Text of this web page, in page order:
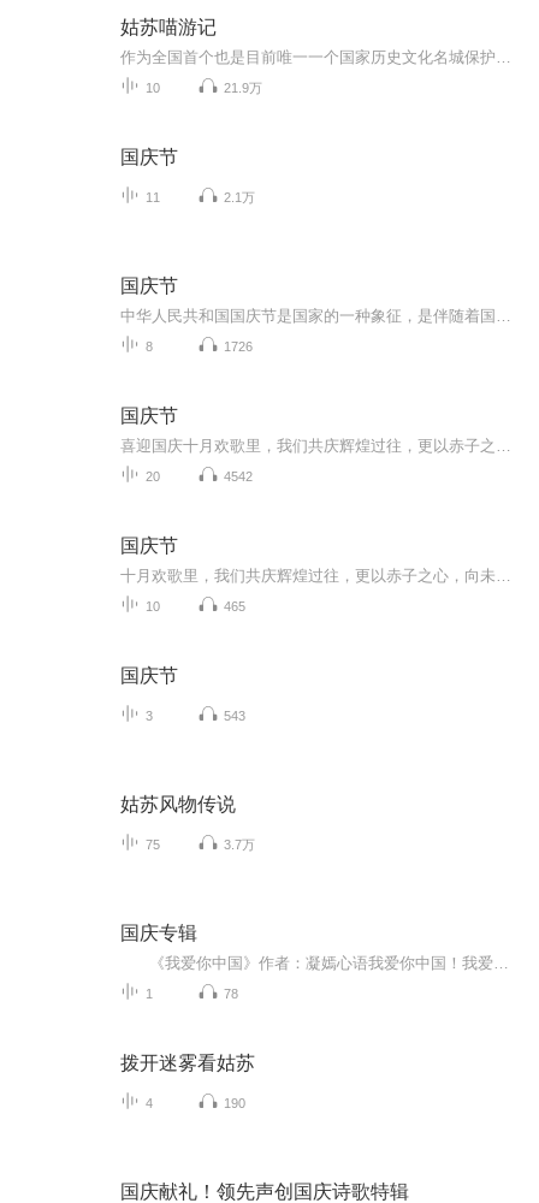
姑苏喵游记
10 21.9万
国庆节
11 2.1万
国庆节
8 1726
国庆节
20 4542
国庆节
10 465
国庆节
3 543
姑苏风物传说
75 3.7万
国庆专辑
1 78
拨开迷雾看姑苏
4 190
国庆献礼！领先声创国庆诗歌特辑